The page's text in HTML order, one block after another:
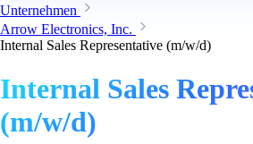
Unternehmen
Arrow Electronics, Inc.
Internal Sales Representative (m/w/d)
Internal Sales
(m/w/d)